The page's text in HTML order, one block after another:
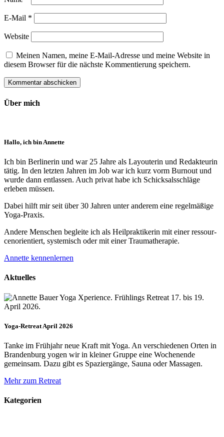
E-Mail *
Website
Meinen Namen, meine E-Mail-Adresse und meine Website in
diesem Browser für die nächste Kommentierung speichern.
Über mich
Hallo, ich bin Annette
Ich bin Berlinerin und war 25 Jahre als Layouterin und Redak­teurin
tätig. In den letzten Jahren im Job war ich kurz vorm Burnout und
wurde dann ent­lassen. Auch privat habe ich Schick­sals­schläge
erleben müssen.
Dabei hilft mir seit über 30 Jahren unter anderem eine regelmäßige
Yoga-Praxis.
Andere Menschen begleite ich als Heil­prakti­kerin mit einer ressour­
cenorien­tiert, systemisch oder mit einer Trauma­therapie.
Annette kennenlernen
Aktuelles
Yoga-Retreat April 2026
Tanke im Frühjahr neue Kraft mit Yoga. An verschiedenen Orten in
Brandenburg yogen wir in kleiner Gruppe eine Wochenende
gemeinsam. Dazu gibt es Spaziergänge, Sauna oder Massagen.
Mehr zum Retreat
Kategorien